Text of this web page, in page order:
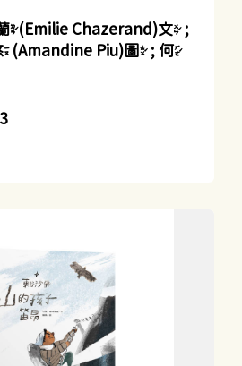
Chazerand)文 ;
Piu)圖 ; 何